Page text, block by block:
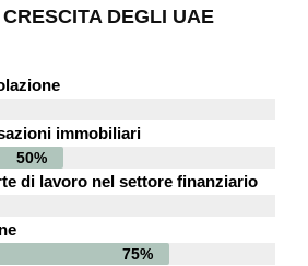
DEGLI UAE
immobiliari
50%
di lavoro nel settore finanziario
75%